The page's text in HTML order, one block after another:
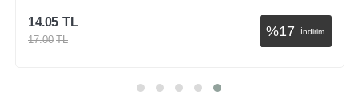
%17 İndirim
14.05 TL
17.00 TL